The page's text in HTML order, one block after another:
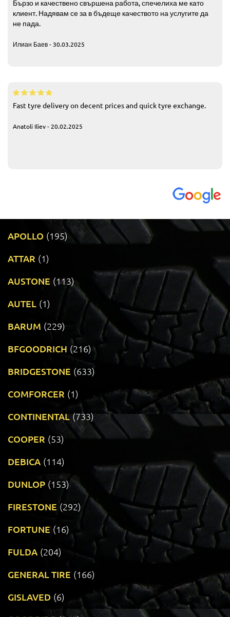
Бързо и качествено свършена работа, спечелиха ме като
клиент. Надявам се за в бъдеще качеството на услугите да
не пада.
Илиан Баев - 30.03.2025
Fast tyre delivery on decent prices and quick tyre exchange.
Anatoli Iliev - 20.02.2025
APOLLO (195)
ATTAR (1)
AUSTONE (113)
AUTEL (1)
BARUM (229)
BFGOODRICH (216)
BRIDGESTONE (633)
COMFORCER (1)
CONTINENTAL (733)
COOPER (53)
DEBICA (114)
DUNLOP (153)
FIRESTONE (292)
FORTUNE (16)
FULDA (204)
GENERAL TIRE (166)
GISLAVED (6)